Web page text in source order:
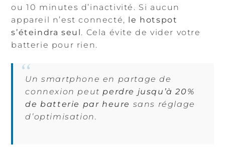
ou 10 minutes d’inactivité. Si aucun
appareil n’est connecté, le hotspot
s’éteindra seul. Cela évite de vider votre
batterie pour rien.
Un smartphone en partage de
connexion peutperdre jusqu’à 20%
de batterie par heure sans réglage
d’optimisation.